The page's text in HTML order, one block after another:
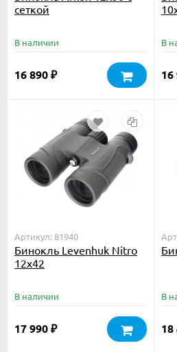
сеткой
В наличии
16 890 ₽
В
16
Артикул: 81940
Бинокль Levenhuk Nitro
12x42
В наличии
17 990 ₽
В
18